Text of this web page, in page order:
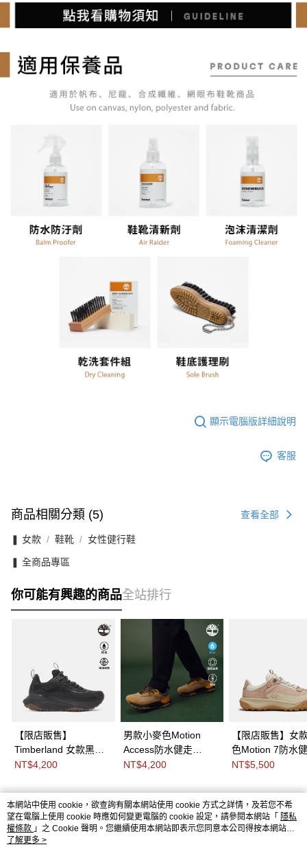
顯示電腦版詳細說明
客服
商品相關分類 (5) 查看全部
❚ 女款 鞋靴 女性健行鞋
❚ 全商品專區
你可能有興趣的商品全站排行
【限店販售】
Timberland 女款黑色
Motion Access防水低
NT$4,200
男款小麥色Motion
Access防水健走
鞋|A6D9HEDM
NT$4,200
【限店販售】女
色Motion 7防水
鞋|A2R78ANU
NT$5,500
熱門標籤
本網站中使用 cookie，欲查詢有關本網站使用 cookie 方式之詳情，及若您不希
望在電腦上使用 cookie 時應如何變更電腦的 cookie 設定，請參閱本網站「 隱私
權條款 」之 Cookie 聲明。您繼續使用本網站即表示您同意本公司得按本網站使
用條款之 Cookie 聲明使用 cookie。
了解更多 >